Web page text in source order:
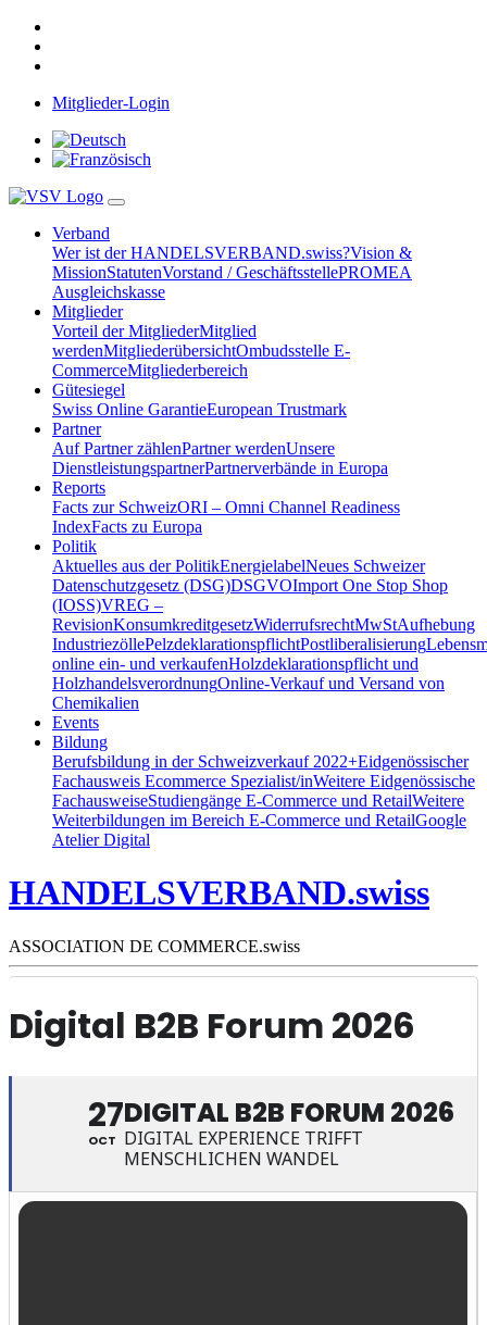
Mitglieder-Login
Verband
Wer ist der HANDELSVERBAND.swiss?Vision &
MissionStatutenVorstand / GeschäftsstellePROMEA
Ausgleichskasse
Mitglieder
Vorteil der MitgliederMitglied
werdenMitgliederübersichtOmbudsstelle E-
CommerceMitgliederbereich
Gütesiegel
Swiss Online GarantieEuropean Trustmark
Partner
Auf Partner zählenPartner werdenUnsere
DienstleistungspartnerPartnerverbände in Europa
Reports
Facts zur SchweizORI – Omni Channel Readiness
IndexFacts zu Europa
Politik
Aktuelles aus der PolitikEnergielabelNeues Schweizer
Datenschutzgesetz (DSG)DSGVOImport One Stop Shop
(IOSS)VREG –
RevisionKonsumkreditgesetzWiderrufsrechtMwStAufhebung
IndustriezöllePelzdeklarationspflichtPostliberalisierung
online ein- und verkaufenHolzdeklarationspflicht und
HolzhandelsverordnungOnline-Verkauf und Versand von
Chemikalien
Events
Bildung
Berufsbildung in der Schweizverkauf 2022+Eidgenössischer
Fachausweis Ecommerce Spezialist/inWeitere Eidgenössische
FachausweiseStudiengänge E-Commerce und RetailWeitere
Weiterbildungen im Bereich E-Commerce und RetailGoogle
Atelier Digital
HANDELSVERBAND.swiss
ASSOCIATION DE COMMERCE.swiss
Digital B2B Forum 2026
27
OCT
DIGITAL B2B FORUM 2026
DIGITAL EXPERIENCE TRIFFT
MENSCHLICHEN WANDEL